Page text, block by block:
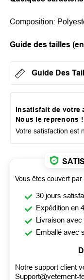
Composition:
Guide des tailles
Guide Des
Insatisfait de votre
Nous le reprenons !
Votre satisfaction est
Vous êtes couvert
30 jours
Expédition en
Livraison avec
Emballé avec
Notre support client
Support@vetement-